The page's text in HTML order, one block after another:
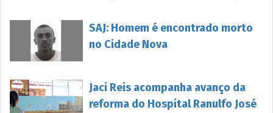
SAJ: Homem é encontrado morto
no Cidade Nova
Jaci Reis acompanha avanço da
reforma do Hospital Ranulfo José